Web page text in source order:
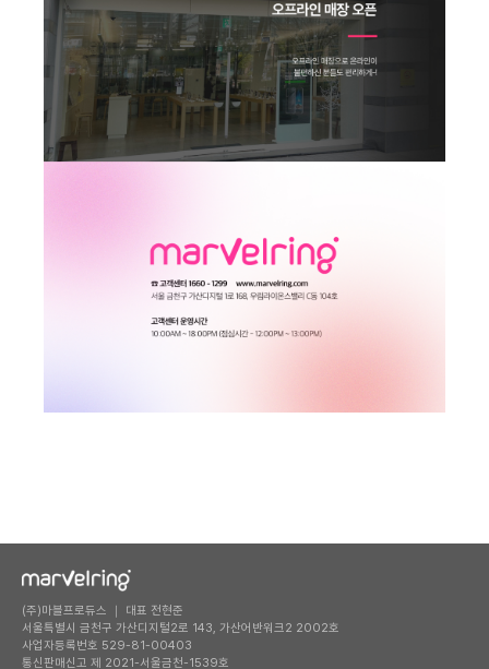
(주)마블프로듀스 ｜ 대표 전현준
서울특별시 금천구 가산디지털2로 143, 가산어반워크2 2002호
사업자등록번호 529-81-00403
통신판매신고 제 2021-서울금천-1539호